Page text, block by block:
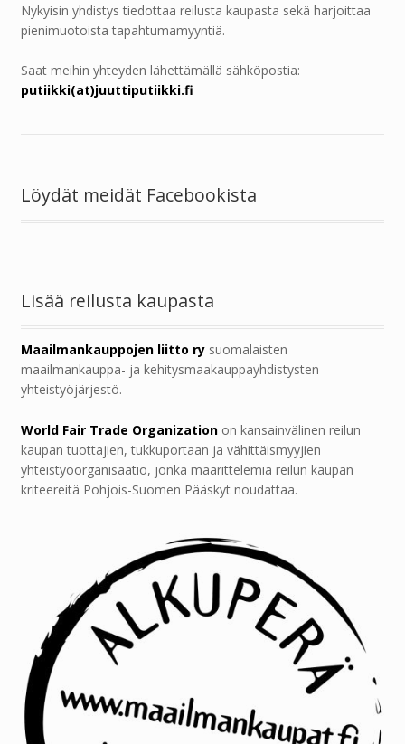
Nykyisin yhdistys tiedottaa reilusta kaupasta sekä harjoittaa
pienimuotoista tapahtumamyyntiä.
Saat meihin yhteyden lähettämällä sähköpostia:
putiikki(at)juuttiputiikki.fi
Löydät meidät Facebookista
Lisää reilusta kaupasta
Maailmankauppojen liitto rysuomalaisten
maailmankauppa- ja kehitysmaakauppayhdistysten
yhteistyöjärjestö.
World Fair Trade Organizationon kansainvälinen reilun
kaupan tuottajien, tukkuportaan ja vähittäismyyjien
yhteistyöorganisaatio, jonka määrittelemiä reilun kaupan
kriteereitä Pohjois-Suomen Pääskyt noudattaa.